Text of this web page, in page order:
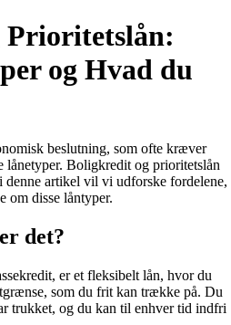
og Hvad du
beslutning, som ofte kræver
lånetyper. Boligkredit og prioritetslån
artikel vil vi udforske fordelene,
om disse låntyper.
det?
er et fleksibelt lån, hvor du
som du frit kan trække på. Du
trukket, og du kan til enhver tid indfri